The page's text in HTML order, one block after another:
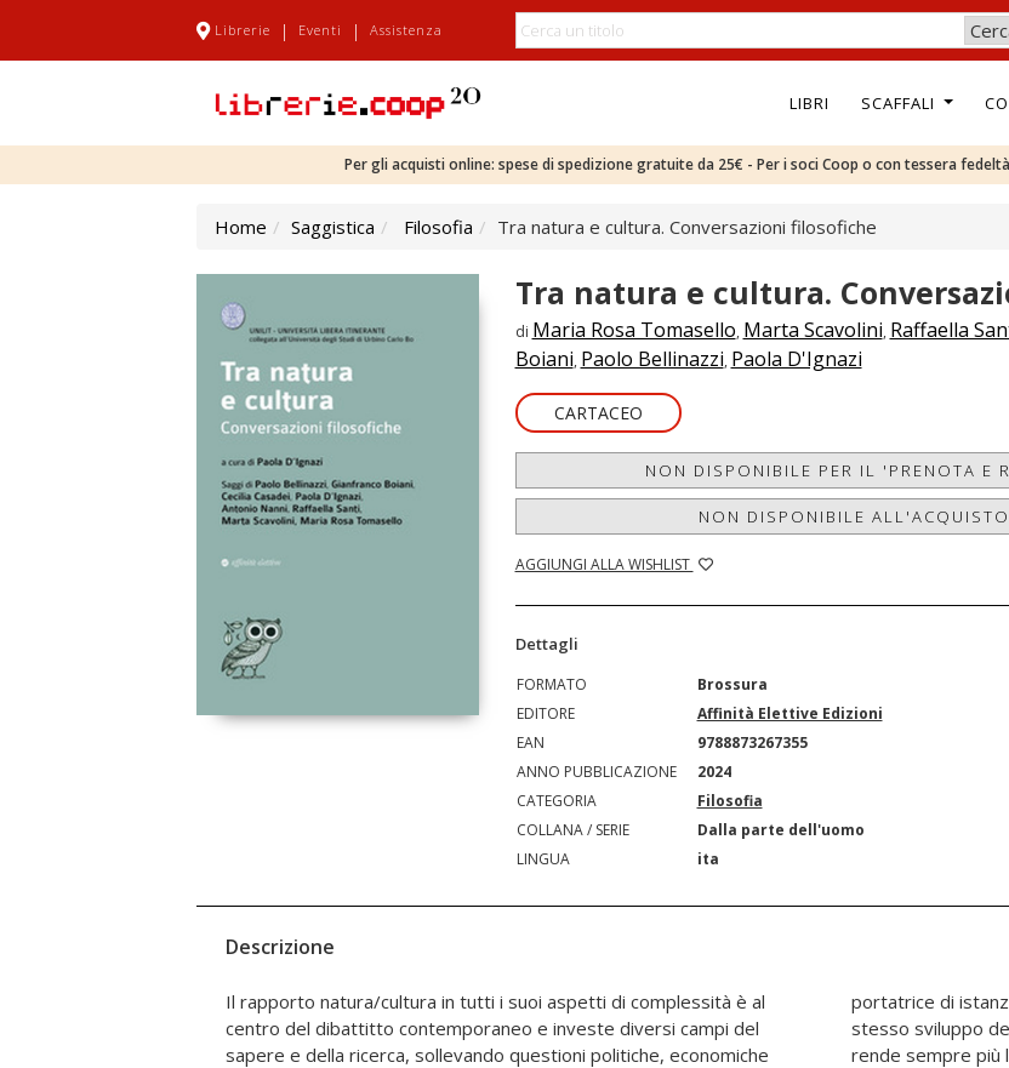
Librerie | Eventi | Assistenza
LIBRI SCAFFALI
Per gli acquisti online: spese di spedizione gratuite da 25€ - Per i soci Coop o con tessera
Home Saggistica Filosofia Tra natura e cultura. Conversazioni filosofiche
Tra natura e cultura.
di Maria Rosa Tomasello, Marta Scavolini, Raffaella
Boiani, Paolo Bellinazzi, Paola D'Ignazi
CARTACEO
NON DISPONIBILE PER IL 'PRENOTA E
NON DISPONIBILE ALL'ACQUISTO
AGGIUNGI ALLA WISHLIST
Dettagli
FORMATO
Brossura
EDITORE
Affinità Elettive Edizioni
EAN
9788873267355
ANNO PUBBLICAZIONE
2024
CATEGORIA
Filosofia
COLLANA / SERIE
Dalla parte dell'uomo
LINGUA
ita
Descrizione
Il rapporto natura/cultura in tutti i suoi aspetti di complessità è al
centro del dibattitto contemporaneo e investe diversi campi del
sapere e della ricerca, sollevando questioni politiche, economiche
portatrice di istanze di diritto che mirano all'equità e al rispetto. Lo
stesso sviluppo delle neuroscienze e dell'intelligenza artificiale
rende sempre più labile la linea di demarcazione tra umano e non-